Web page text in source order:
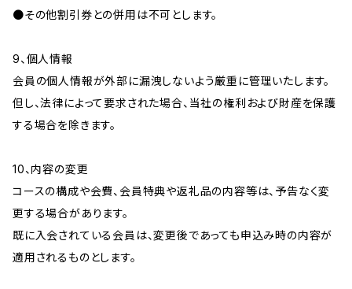
●その他割引券との併用は不可とします。
9、個人情報
会員の個人情報が外部に漏洩しないよう厳重に管理いたします。
但し、法律によって要求された場合、当社の権利および財産を保護
する場合を除きます。
10、内容の変更
コースの構成や会費、会員特典や返礼品の内容等は、予告なく変
更する場合があります。
既に入会されている会員は、変更後であっても申込み時の内容が
適用されるものとします。